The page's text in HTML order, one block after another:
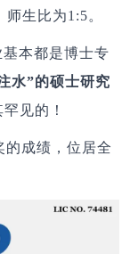
师生比为1:5。
本都是博士专
水”的硕士研究
见的！
的成绩，位居全